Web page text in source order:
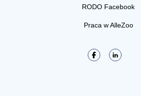
RODO Facebook
Praca w AlleZoo